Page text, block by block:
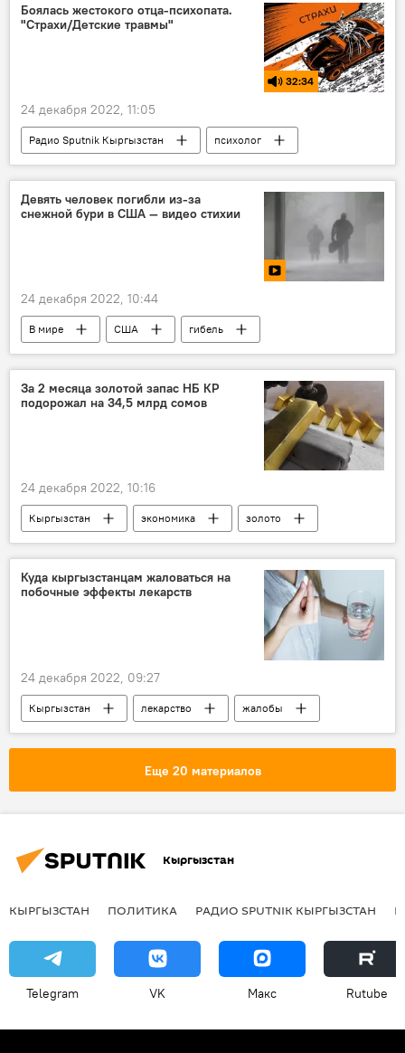
Боялась жестокого отца-психопата.
"Страхи/Детские травмы"
32:34
24 декабря 2022, 11:05
Радио Sputnik Кыргызстан
психолог
отец
ребенок страх
дети
родители
воспитание
жестокость
угрозы
Подкасты РИА Новости
Девять человек погибли из-за
снежной бури в США — видео стихии
24 декабря 2022, 10:44
В мире США
гибель
стихия
смерть видео
За 2 месяца золотой запас НБ КР
подорожал на 34,5 млрд сомов
24 декабря 2022, 10:16
Кыргызстан экономика
золото
золотой запас
Национальный банк КР
Новости Киргизии
Куда кыргызстанцам жаловаться на
побочные эффекты лекарств
24 декабря 2022, 09:27
Кыргызстан лекарство
жалобы
побочные эффекты
Еще 20 материалов
Кыргызстан
КЫРГЫЗСТАН ПОЛИТИКА РАДИО SPUTNIK КЫРГЫЗСТАН
Telegram VK Макс Rutube